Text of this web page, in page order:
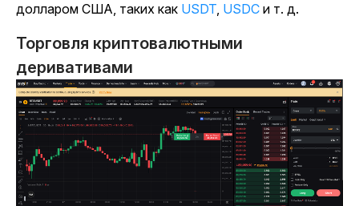
долларом США, таких как USDT, USDC и т. д.
Торговля криптовалютными
деривативами